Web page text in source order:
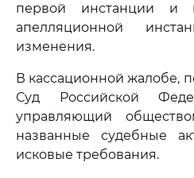
первой инстанции и
апелляционной
изменения.
В кассационной жалобе,
Суд Российской
управляющий
названные судебные
исковые требования.